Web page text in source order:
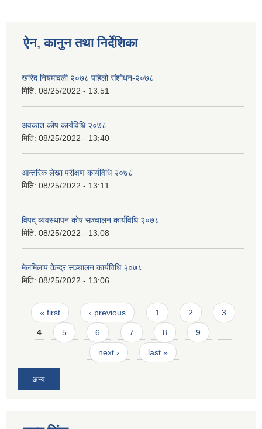
ऐन, कानुन तथा निर्देशिका
खरिद नियमावली २०७८ पहिलो संशोधन-२०७८
मिति: 08/25/2022 - 13:51
अवकाश कोष कार्यविधि २०७८
मिति: 08/25/2022 - 13:40
आन्तरिक लेखा परीक्षण कार्यविधि २०७८
मिति: 08/25/2022 - 13:11
विपद् व्यवस्थापन कोष सञ्चालन कार्यविधि २०७८
मिति: 08/25/2022 - 13:08
मेलमिलाप केन्द्र सञ्चालन कार्यविधि २०७८
मिति: 08/25/2022 - 13:06
Pages
« first ‹ previous 1 2 3
4 5 6 7 8 9
next › last »
अन्य